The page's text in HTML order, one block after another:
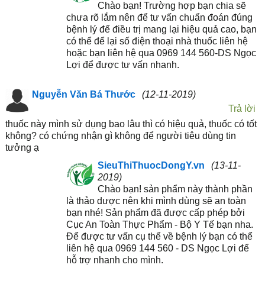
Chào bạn! Trường hợp bạn chia sẽ
chưa rõ lắm nên để tư vấn chuẩn đoán đúng
bệnh lý để điều trị mang lại hiệu quả cao, bạn
có thể để lại số điện thoại nhà thuốc liên hệ
hoặc bạn liên hệ qua 0969 144 560-DS Ngọc
Lợi để được tư vấn nhanh.
Nguyễn Văn Bá Thước
(12-11-2019)
Trả lời
thuốc này mình sử dụng bao lâu thì có hiệu quả, thuốc có tốt
không? có chứng nhận gì không để người tiêu dùng tin
tưởng ạ
SieuThiThuocDongY.vn
(13-11-
2019)
Chào bạn! sản phẩm này thành phần
là thảo dược nên khi mình dùng sẽ an toàn
bạn nhé! Sản phẩm đã được cấp phép bởi
Cục An Toàn Thực Phẩm - Bộ Y Tế bạn nha.
Để được tư vấn cụ thể về bệnh lý bạn có thể
liên hệ qua 0969 144 560 - DS Ngọc Lợi để
hỗ trợ nhanh cho mình.